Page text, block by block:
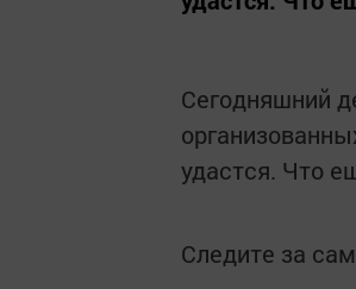
Сегодняшний
удастся. Что
Следите за